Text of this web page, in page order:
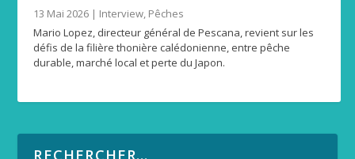
13 Mai 2026 | Interview, Pêches
Mario Lopez, directeur général de Pescana, revient sur les
défis de la filière thonière calédonienne, entre pêche
durable, marché local et perte du Japon.